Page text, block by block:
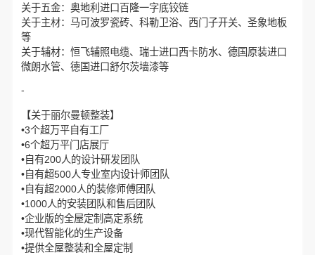
关于五金：奥地利进口百隆一字底铰链
关于主材：马可波罗瓷砖、科勒卫浴、西门子开关、圣象地板
等
关于辅材：恒飞辅照电缆、瑞士进口西卡防水、德国原装进口
微朗水管、德国进口舒尔茨墙漆等
-
【关于丽尔曼顿整装】
•3个超万平自有工厂
•6个超万平门店展厅
•自有200人的设计研发团队
•自有超500人专业室内设计师团队
•自有超2000人的装修师傅团队
•1000人的安装团队和售后团队
•企业版的全屋定制高定系统
•现代智能化的生产设备
•提供全屋整装和全屋定制